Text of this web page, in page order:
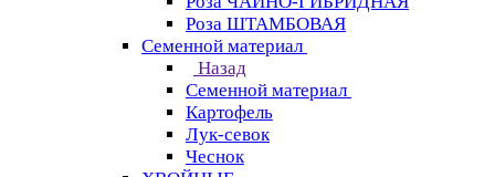
Роза ШТАМБОВАЯ
Семенной материал
Назад
Семенной материал
Картофель
Лук-севок
Чеснок